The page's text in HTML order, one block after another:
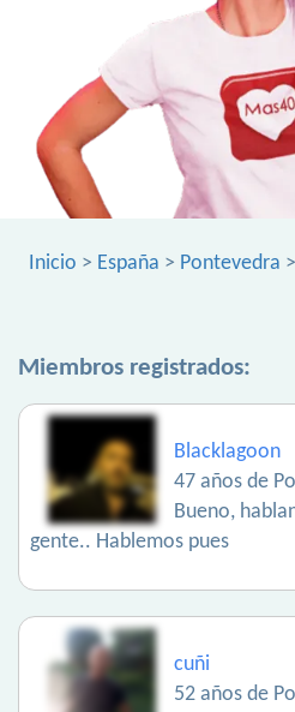
Inicio > España > Pontevedra
Miembros registrados:
Blacklagoon
47 años de
Bueno,
gente.. Hablemos pues
cuñi
52 años de